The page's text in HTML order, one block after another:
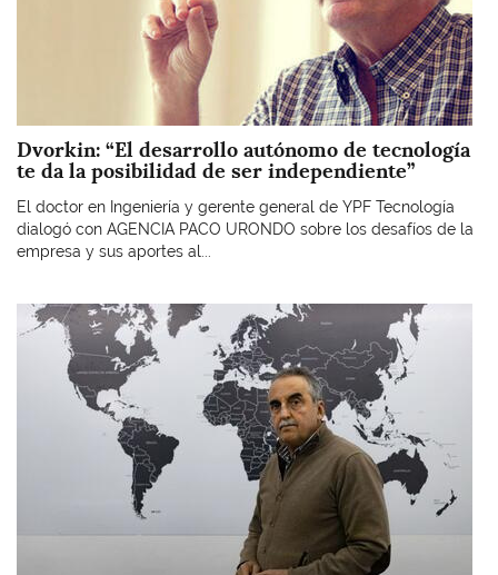
Dvorkin: “El desarrollo autónomo de tecnología
te da la posibilidad de ser independiente”
El doctor en Ingeniería y gerente general de YPF Tecnología
dialogó con AGENCIA PACO URONDO sobre los desafíos de la
empresa y sus aportes al...
Imagen